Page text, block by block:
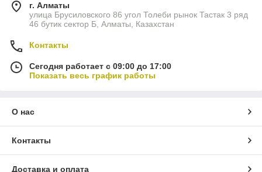
г. Алматы
улица Брусиловского 86 угол Толеби рынок Тастак 3 ряд
46 бутик сектор Б, Алматы, Казахстан
Контакты
Сегодня работает с 09:00 до 17:00
Показать весь график работы
О нас
Контакты
Доставка и оплата